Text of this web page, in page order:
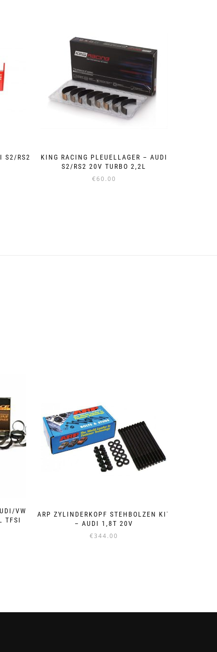
S2/RS2
KING RACING PLEUELLAGER – AUDI
S2/RS2 20V TURBO 2,2L
€60.00
VW
TFSI
ARP ZYLINDERKOPF STEHBOLZEN KIT
– AUDI 1,8T 20V
€344.00